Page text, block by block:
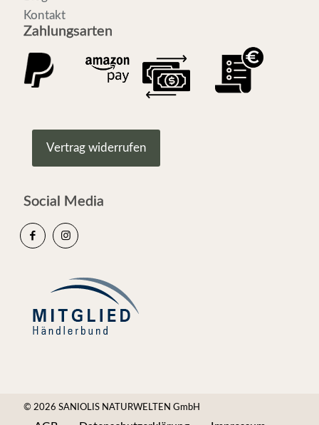
Kontakt
Zahlungsarten
Vertrag widerrufen
Social Media
© 2026 SANIOLIS NATURWELTEN GmbH